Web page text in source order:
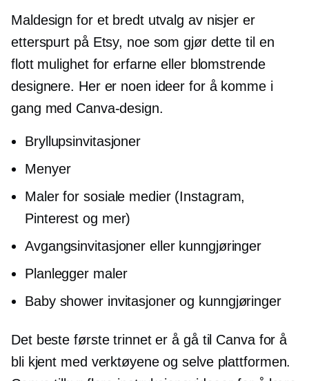
Maldesign for et bredt utvalg av nisjer er
etterspurt på Etsy, noe som gjør dette til en
flott mulighet for erfarne eller blomstrende
designere. Her er noen ideer for å komme i
gang med Canva-design.
Bryllupsinvitasjoner
Menyer
Maler for sosiale medier (Instagram,
Pinterest og mer)
Avgangsinvitasjoner eller kunngjøringer
Planlegger maler
Baby shower invitasjoner og kunngjøringer
Det beste første trinnet er å gå til Canva for å
bli kjent med verktøyene og selve plattformen.